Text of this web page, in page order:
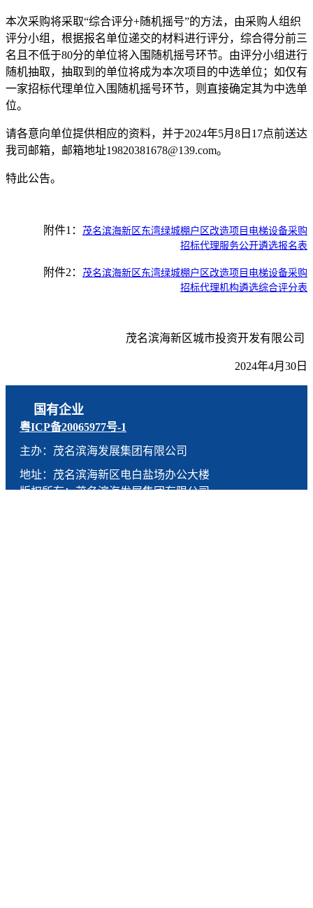
本次采购将采取“综合评分+随机摇号”的方法， 由采购人组织
评分小组，根据报名单位递交的材料进行评分，综合得分前三
名且不低于80分的单位将入围随机摇号环节。由评分小组进行
随机抽取，抽取到的单位将成为本次项目的中选单位；如仅有
一家招标代理单位入围随机摇号环节，则直接确定其为中选单
位。
请各意向单位提供相应的资料，并于2024年5月 8 日 1 7点前送达
我司 邮箱，邮箱地址19820381678@139.com。
特此公告。
附件1：
茂名滨海新区东湾绿城棚户区改造项目电梯设备采购
招标代理服务公开遴选报名表
附件2：
茂名滨海新区东湾绿城棚户区改造项目电梯设备采购
招标代理机构遴选综合评分表
茂名滨海新区城市投资开发有限公司
2024年4月 30 日
国有企业
粤ICP备20065977号-1
主办：茂名滨海发展集团有限公司
地址：茂名滨海新区电白盐场办公大楼
版权所有：茂名滨海发展集团有限公司